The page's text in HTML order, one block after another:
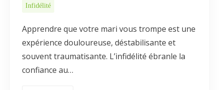
Infidélité
Apprendre que votre mari vous trompe est une
expérience douloureuse, déstabilisante et
souvent traumatisante. L’infidélité ébranle la
confiance au…